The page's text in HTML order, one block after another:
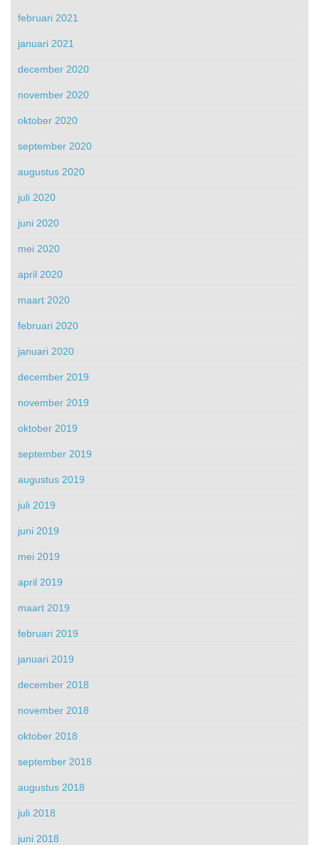
februari 2021
januari 2021
december 2020
november 2020
oktober 2020
september 2020
augustus 2020
juli 2020
juni 2020
mei 2020
april 2020
maart 2020
februari 2020
januari 2020
december 2019
november 2019
oktober 2019
september 2019
augustus 2019
juli 2019
juni 2019
mei 2019
april 2019
maart 2019
februari 2019
januari 2019
december 2018
november 2018
oktober 2018
september 2018
augustus 2018
juli 2018
juni 2018